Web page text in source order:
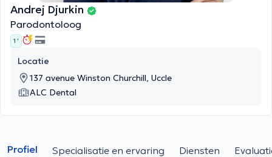
Andrej Djurkin
Parodontoloog
1 '
Locatie
137 avenue Winston Churchill, Uccle
ALC Dental
Profiel Specialisatie en ervaring Diensten